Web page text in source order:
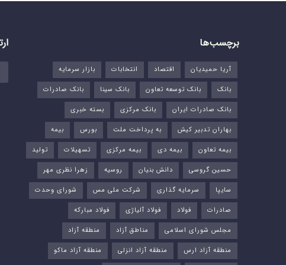
برچسب‌ها
آریا حمیدیان اقتصاد انتخابات
بازار سرمایه
بانک
بانک توسعه تعاون بانک سینا
بانک صادرات
بانک صادرات ایران
بانک مرکزی
بسته خبری
بهاران تدبیر کیش
به پرداخت ملت بورس‌
بیمه
بیمه تعاون
بیمه دی بیمه مرکزی تسهیلات
تولید
حسین گروسی
دانش بنیان روسیه
زهرا نظری مهر
سایپا
سرمایه گذاری شرکت ملی مس
شورای وحدت
صادرات
فولاد فولاد آلیاژی
فولاد مبارکه
مجلس شورای اسلامی
مناطق آزاد
منطقه آزاد
منطقه آزاد ارس
منطقه آزاد انزلی منطقه آزاد ماکو